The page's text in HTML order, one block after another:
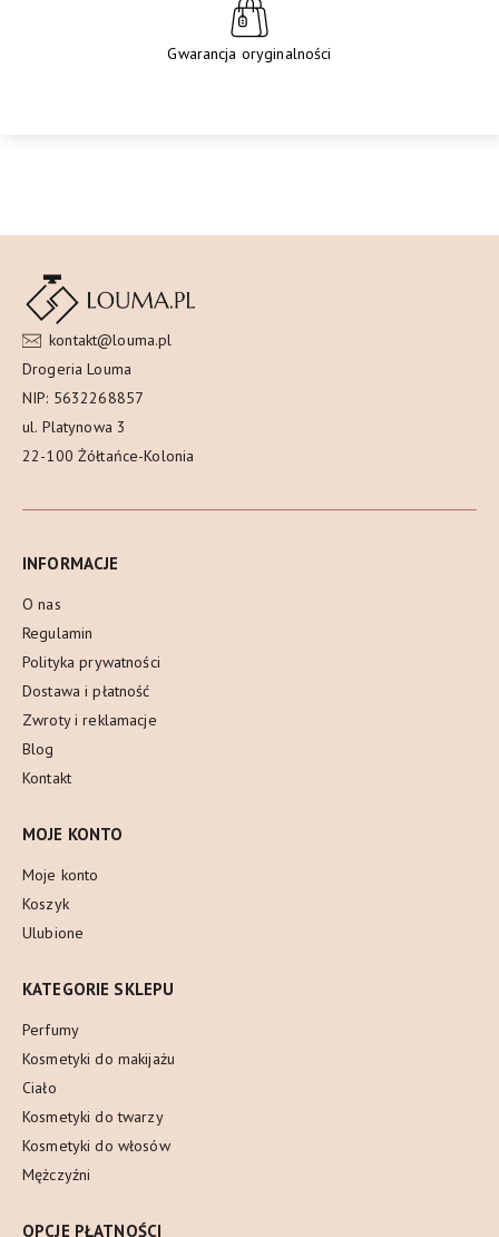
Gwarancja oryginalności
kontakt@louma.pl
Drogeria Louma
NIP: 5632268857
ul. Platynowa 3
22-100 Żółtańce-Kolonia
INFORMACJE
O nas
Regulamin
Polityka prywatności
Dostawa i płatność
Zwroty i reklamacje
Blog
Kontakt
MOJE KONTO
Moje konto
Koszyk
Ulubione
KATEGORIE SKLEPU
Perfumy
Kosmetyki do makijażu
Ciało
Kosmetyki do twarzy
Kosmetyki do włosów
Mężczyźni
OPCJE PŁATNOŚCI